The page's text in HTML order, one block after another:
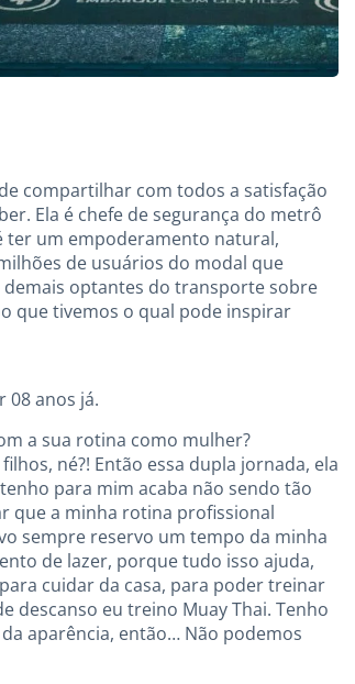
compartilhar com todos a satisfação
Ela é chefe de segurança do metrô
ter um empoderamento natural,
de usuários do modal que
optantes do transporte sobre
que tivemos o qual pode inspirar
08 anos já.
a sua rotina como mulher?
né?! Então essa dupla jornada, ela
para mim acaba não sendo tão
que a minha rotina profissional
sempre reservo um tempo da minha
de lazer, porque tudo isso ajuda,
cuidar da casa, para poder treinar
descanso eu treino Muay Thai. Tenho
aparência, então… Não podemos